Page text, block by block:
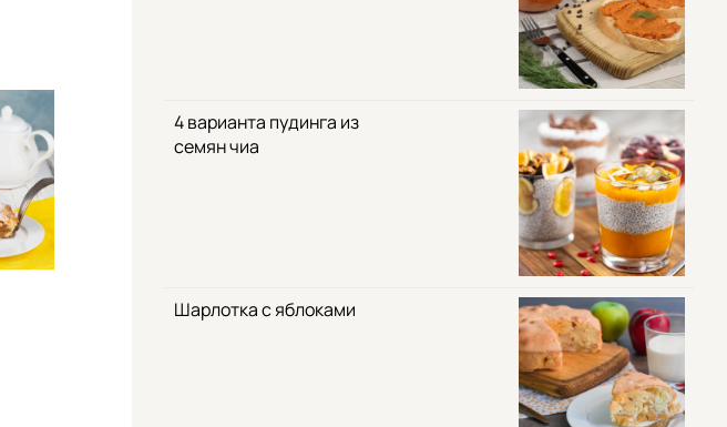
4 варианта пудинга из
семян чиа
Шарлотка с яблоками